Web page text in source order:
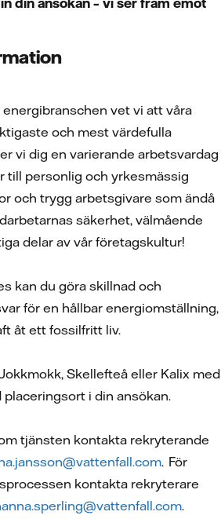
din ansökan – vi ser fram emot
vet vi att våra
och mest värdefulla
vi dig en varierande arbetsvardag
till personlig och yrkesmässig
och trygg arbetsgivare som ändå
säkerhet, välmående
delar av vår företagskultur!
kan du göra skillnad och
för en hållbar energiomställning,
åt ett fossilfritt liv.
Skellefteå eller Kalix med
i din ansökan.
tjänsten kontakta rekryterande
. För
kontakta rekryterare
.